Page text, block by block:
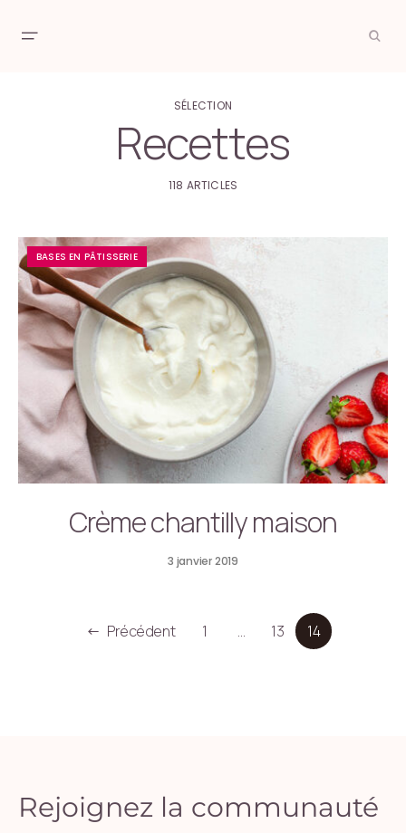
SÉLECTION
Recettes
118 ARTICLES
BASES EN PÂTISSERIE
Crème chantilly maison
3 janvier 2019
Précédent 1 … 13 14
Rejoignez la communauté